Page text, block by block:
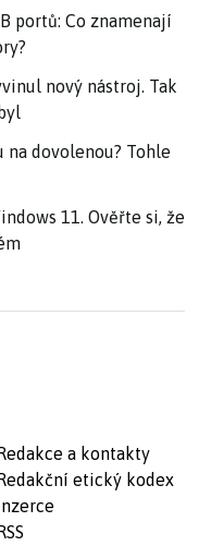
portů: Co znamenají
nový nástroj. Tak
dovolenou? Tohle
11. Ověřte si, že
a kontakty
etický kodex